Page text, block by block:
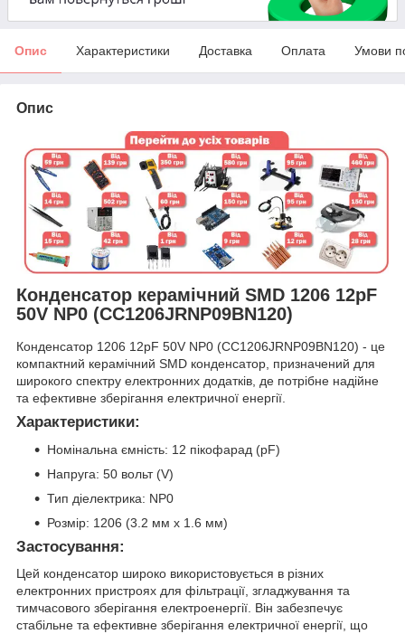
Опис Характеристики Доставка Оплата Умови
Опис
Конденсатор керамічний SMD 1206 12pF
50V NP0 (CC1206JRNP09BN120)
Конденсатор 1206 12pF 50V NP0 (CC1206JRNP09BN120) - це
компактний керамічний SMD конденсатор, призначений для
широкого спектру електронних додатків, де потрібне надійне
та ефективне зберігання електричної енергії.
Характеристики:
Номінальна ємність: 12 пікофарад (pF)
Напруга: 50 вольт (V)
Тип діелектрика: NP0
Розмір: 1206 (3.2 мм x 1.6 мм)
Застосування:
Цей конденсатор широко використовується в різних
електронних пристроях для фільтрації, згладжування та
тимчасового зберігання електроенергії. Він забезпечує
стабільне та ефективне зберігання електричної енергії, що